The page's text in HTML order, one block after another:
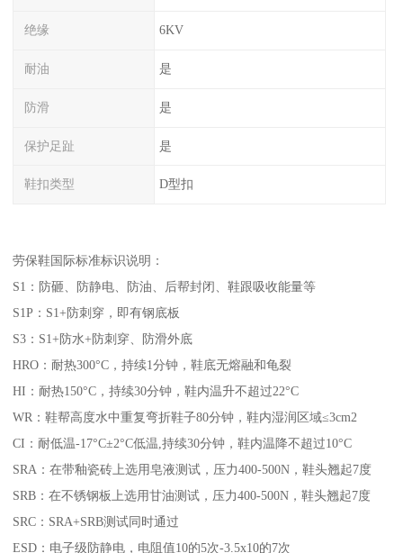
绝缘 6KV
耐油 是
防滑 是
保护足趾 是
鞋扣类型 D型扣
劳保鞋国际标准标识说明：
S1：防砸、防静电、防油、后帮封闭、鞋跟吸收能量等
S1P：S1+防刺穿，即有钢底板
S3：S1+防水+防刺穿、防滑外底
HRO：耐热300°C，持续1分钟，鞋底无熔融和龟裂
HI：耐热150°C，持续30分钟，鞋内温升不超过22°C
WR：鞋帮高度水中重复弯折鞋子80分钟，鞋内湿润区域≤3cm2
CI：耐低温-17°C±2°C低温,持续30分钟，鞋内温降不超过10°C
SRA：在带釉瓷砖上选用皂液测试，压力400-500N，鞋头翘起7度
SRB：在不锈钢板上选用甘油测试，压力400-500N，鞋头翘起7度
SRC：SRA+SRB测试同时通过
ESD：电子级防静电，电阻值10的5次-3.5x10的7次